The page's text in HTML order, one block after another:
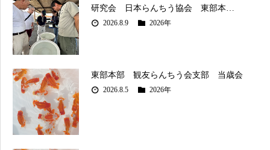
研究会 日本らんちう協会 東部本…
2026.8.9 2026年
東部本部 観友らんちう会支部 当歳会
2026.8.5 2026年